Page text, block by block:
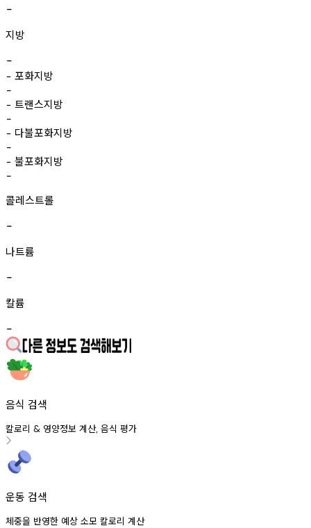
-
지방
-
- 포화지방
-
- 트랜스지방
-
- 다불포화지방
-
- 불포화지방
-
콜레스트롤
-
나트륨
-
칼륨
-
음식 검색
칼로리 & 영양정보 계산, 음식 평가
운동 검색
체중을 반영한 예상 소모 칼로리 계산